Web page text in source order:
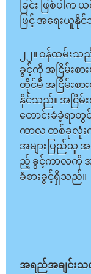
ခြင်း ဖြစ်ပါက
ဖြင့် အရေးယူနို
၂၂။ ဝန်ထမ်း
ခွင့်ကို အငြိမ်း
တိုင်မီ အငြိမ်းစာ
နိုင်သည်။ အငြိမ်
တောင်းခံခဲ့ရာတွ
ကာလ တစ်ခုလုံး
အများပြည်သူ
ည့် ခွင့်ကာလကို အ
ခံစားခွင့်ရှိသည်။
အရည်အချင်းသ